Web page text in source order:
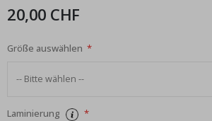
20,00 CHF
Größe auswählen
Laminierung